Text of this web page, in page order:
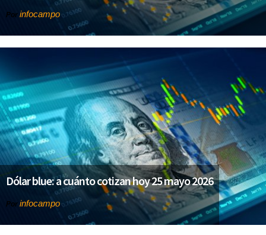
Por infocampo
Dólar blue: a cuánto cotizan hoy 25 mayo 2026
Por infocampo